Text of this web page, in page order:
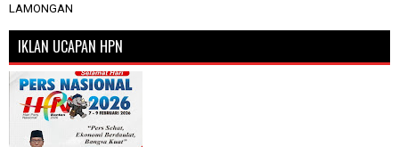
LAMONGAN
IKLAN UCAPAN HPN